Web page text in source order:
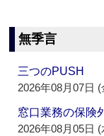
無季言
三つのPUSH
2026年08月07日 (
窓口業務の保険
2026年08月05日 (